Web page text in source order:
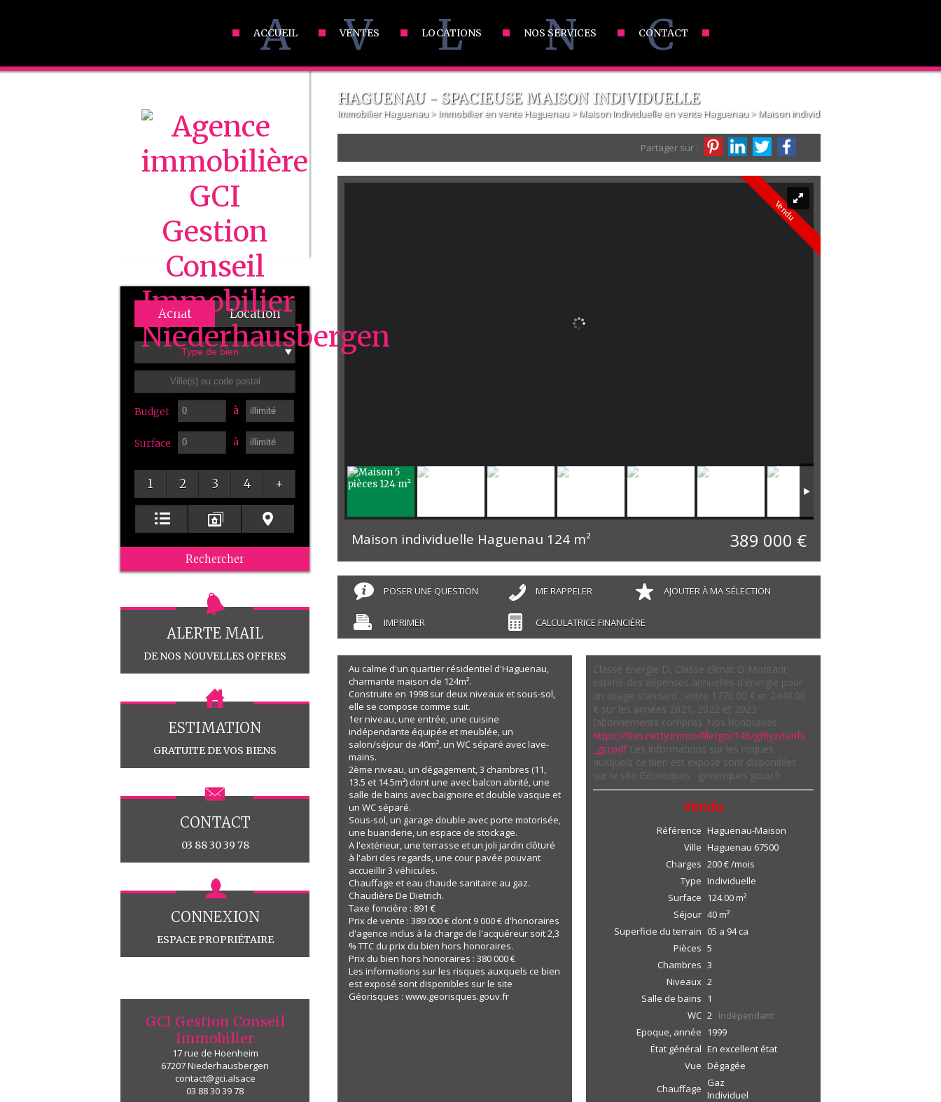
A
ACCUEIL V
VENTES L
LOCATIONS N
NOS SERVICES C
CONTACT
Achat Location
Type de bien
Budget à
Surface à
1 2 3 4 +
ALERTE MAIL
DE NOS NOUVELLES OFFRES
ESTIMATION
GRATUITE DE VOS BIENS
CONTACT
03 88 30 39 78
CONNEXION
ESPACE PROPRIÉTAIRE
GCI Gestion Conseil
Immobilier
17 rue de Hoenheim
67207Niederhausbergen
contact@gci.alsace
03 88 30 39 78
HAGUENAU - SPACIEUSE MAISON INDIVIDUELLE
Immobilier Haguenau > Immobilier en vente Haguenau > Maison Individuelle en vente Haguenau > Maison individuelle Haguenau-Maison
Partager sur :
Vendu
Maison individuelle Haguenau 124 m² 389 000 €
POSER UNE QUESTION ME RAPPELER AJOUTER À MA SÉLECTION
IMPRIMER CALCULATRICE FINANCIÈRE
Au calme d'un quartier résidentiel d'Haguenau,
charmante maison de 124m².
Construite en 1998 sur deux niveaux et sous-sol,
elle se compose comme suit.
1er niveau, une entrée, une cuisine
indépendante équipée et meublée, un
salon/séjour de 40m², un WC séparé avec lave-
mains.
2ème niveau, un dégagement, 3 chambres (11,
13.5 et 14.5m²) dont une avec balcon abrité, une
salle de bains avec baignoire et double vasque et
un WC séparé.
Sous-sol, un garage double avec porte motorisée,
une buanderie, un espace de stockage.
A l'extérieur, une terrasse et un joli jardin clôturé
à l'abri des regards, une cour pavée pouvant
accueillir 3 véhicules.
Chauffage et eau chaude sanitaire au gaz.
Chaudière De Dietrich.
Taxe foncière : 891 €
Prix de vente : 389 000 € dont 9 000 € d'honoraires
d'agence inclus à la charge de l'acquéreur soit 2,3
% TTC du prix du bien hors honoraires.
Prix du bien hors honoraires : 380 000 €
Les informations sur les risques auxquels ce bien
est exposé sont disponibles sur le site
Géorisques : www.georisques.gouv.fr
Classe énergie D, Classe climat D Montant
estimé des dépenses annuelles d'énergie pour
un usage standard : entre 1770.00 € et 2440.00
€ sur les années 2021, 2022 et 2023
(abonnements compris). Nos honoraires :
https://files.netty.immo/file/gci/146/gf6yz/tarifs
_gci.pdfLes informations sur les risques
auxquels ce bien est exposé sont disponibles
sur le site Géorisques : georisques.gouv.fr
Vendu
Référence Haguenau-Maison
Ville Haguenau 67500
Charges 200 € /mois
Type Individuelle
Surface 124.00m²
Séjour 40m²
Superficie du terrain 05 a 94 ca
Pièces 5
Chambres 3
Niveaux 2
Salle de bains 1
WC 2 Indépendant
Epoque, année 1999
État général En excellent état
Vue Dégagée
Chauffage Gaz
Individuel